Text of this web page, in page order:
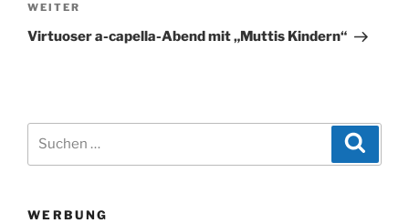
Nächster
Beitrag
WEITER
Virtuoser a-capella-Abend mit „Muttis Kindern“
WERBUNG